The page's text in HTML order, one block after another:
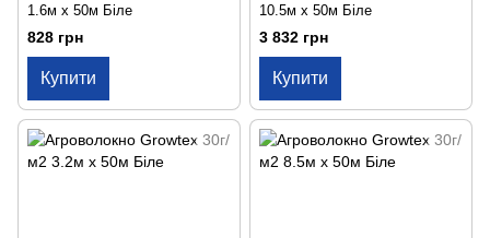
1.6м х 50м Біле
828 грн
Купити
10.5м х 50м Біле
3 832 грн
Купити